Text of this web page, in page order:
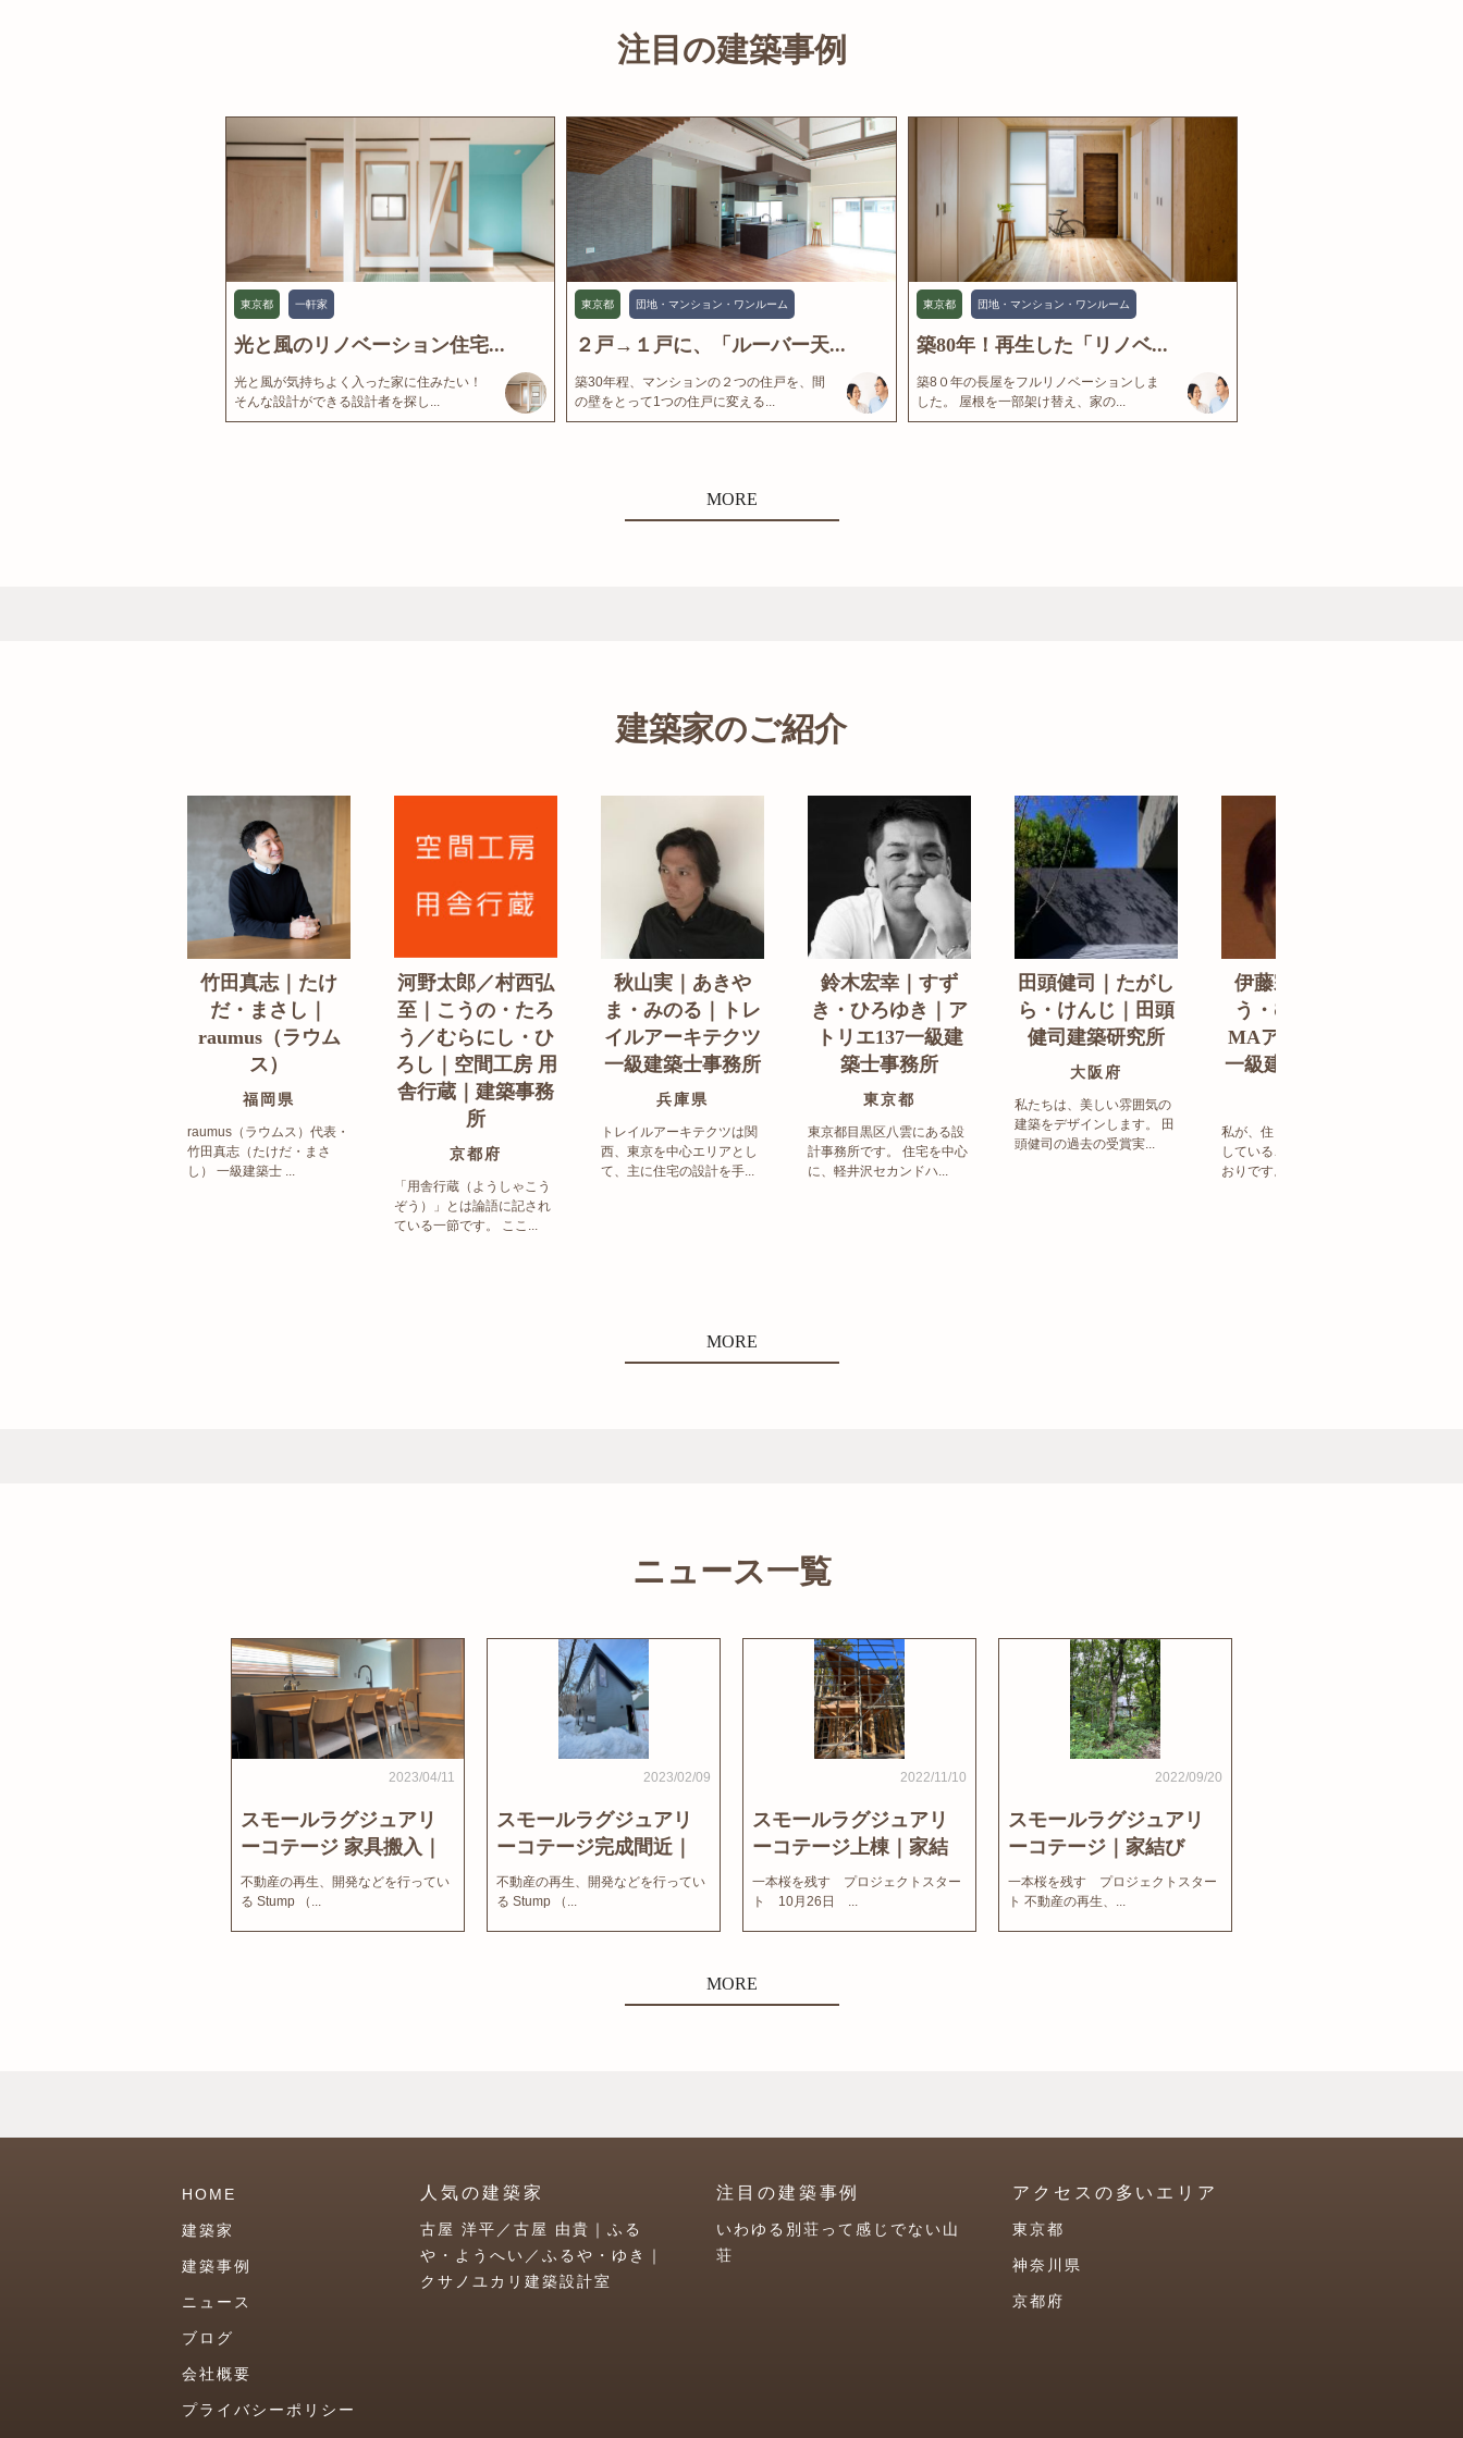
注目の建築事例
東京都 一軒家
光と風のリノベーション住宅...
光と風が気持ちよく入った家に住みたい！
そんな設計ができる設計者を探し...
東京都 団地・マンション・ワンルーム
２戸→１戸に、「ルーバー天...
築30年程、マンションの２つの住戸を、間
の壁をとって1つの住戸に変える...
東京都 団地・マンション・ワンルーム
築80年！再生した「リノベ...
築8０年の長屋をフルリノベーションしま
した。 屋根を一部架け替え、家の...
MORE
建築家のご紹介
竹田真志｜たけ
だ・まさし｜
raumus（ラウム
ス）
福岡県
raumus（ラウムス）代表・
竹田真志（たけだ・まさ
し） 一級建築士 ...
河野太郎／村西弘
至｜こうの・たろ
う／むらにし・ひ
ろし｜空間工房 用
舎行蔵｜建築事務
所
京都府
「用舎行蔵（ようしゃこう
ぞう）」とは論語に記され
ている一節です。 ここ...
秋山実｜あきや
ま・みのる｜トレ
イルアーキテクツ
一級建築士事務所
兵庫県
トレイルアーキテクツは関
西、東京を中心エリアとし
て、主に住宅の設計を手...
鈴木宏幸｜すず
き・ひろゆき｜ア
トリエ137一級建
築士事務所
東京都
東京都目黒区八雲にある設
計事務所です。 住宅を中心
に、軽井沢セカンドハ...
田頭健司｜たがし
ら・けんじ｜田頭
健司建築研究所
大阪府
私たちは、美しい雰囲気の
建築をデザインします。 田
頭健司の過去の受賞実...
伊藤宗明｜いと
う・むねあき｜
MAアーキテクト
一級建築士事務所
私が、住まい造りで大事に
していることは、以下のと
おりです。 洗練された...
MORE
ニュース一覧
2023/04/11
スモールラグジュアリ
ーコテージ 家具搬入｜
家結びNews
不動産の再生、開発などを行ってい
る Stump （...
2023/02/09
スモールラグジュアリ
ーコテージ完成間近｜
家結びNews
不動産の再生、開発などを行ってい
る Stump （...
2022/11/10
スモールラグジュアリ
ーコテージ上棟｜家結
びNews
一本桜を残す プロジェクトスター
ト 10月26日 ...
2022/09/20
スモールラグジュアリ
ーコテージ｜家結び
News
一本桜を残す プロジェクトスター
ト 不動産の再生、...
MORE
HOME
建築家
建築事例
ニュース
ブログ
会社概要
プライバシーポリシー
人気の建築家
古屋 洋平／古屋 由貴｜ふる
や・ようへい／ふるや・ゆき｜
クサノユカリ建築設計室
注目の建築事例
いわゆる別荘って感じでない山
荘
アクセスの多いエリア
東京都
神奈川県
京都府